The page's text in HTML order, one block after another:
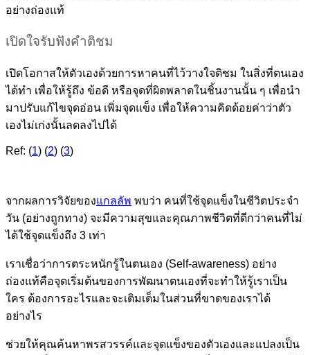
อย่างถ่องแท้
เปิดใจรับฟังคำติชม
เปิดโอกาสให้ตัวเองด้วยการหาคนที่ไว้วางใจติชม ในสิ่งที่ตนเอง
ได้ทำ เพื่อให้รู้ถึง ข้อดี หรือจุดที่ผิดพลาดในชิ้นงานนั้น ๆ เพื่อนำ
มาปรับแก้ไขจุดอ่อน เพิ่มจุดแข็ง เพื่อให้ความคิดด้อยค่าว่าตัว
เองไม่เก่งนั้นลดลงไปได้
Ref: (1) (2) (3)
จากผลการวิจัยของแกลลัพ พบว่า คนที่ใช้จุดแข็งในชีวิตประจำ
วัน (อย่างถูกทาง) จะมีความสุขและคุณภาพชีวิตที่ดีกว่าคนที่ไม่
ได้ใช้จุดแข็งถึง 3 เท่า
เราเชื่อว่าการตระหนักรู้ในตนเอง (Self-awareness) อย่าง
ถ่องแท้คือจุดเริ่มต้นของการพัฒนาตนเองที่จะทำให้รู้เราเป็น
ใคร ต้องการอะไรและจะเติมเต็มในส่วนที่ขาดของเราได้
อย่างไร
ช่วยให้คุณค้นหาพรสวรรค์และจุดแข็งของตัวเองและแปลงเป็น